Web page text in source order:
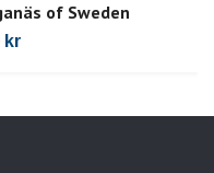
of Sweden
kr